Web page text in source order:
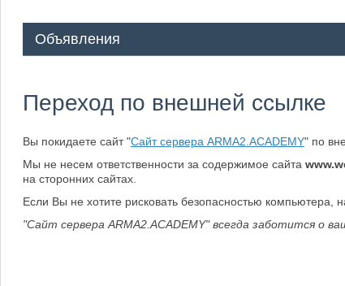
Объявления
Переход по внешней ссылке
Вы покидаете сайт "Сайт сервера ARMA2.ACADEMY" по
Мы не несем ответственности за содержимое сайта
на сторонних сайтах.
Если Вы не хотите рисковать безопасностью компьютера,
"Сайт сервера ARMA2.ACADEMY" всегда заботится о